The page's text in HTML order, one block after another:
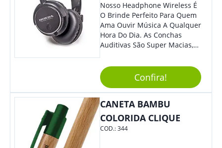
Nosso Headphone Wireless É
O Brinde Perfeito Para Quem
Ama Ouvir Música A Qualquer
Hora Do Dia. As Conchas
Auditivas São Super Macias,
Conforto Ao Utilizá-Lo. Com
Entrada Para Mini Sd Cartão
De Memória, Bateria Interna
Recarregável E Botões De
Volume, Avanço, Retrocesso E
Para Atender Ligações, O
Brinde Ainda É Compatível
Com Diversos Aparelhos.
Confira!
CANETA BAMBU
COLORIDA CLIQUE
COD.:344